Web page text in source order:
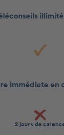
immédiate en
2 jours de